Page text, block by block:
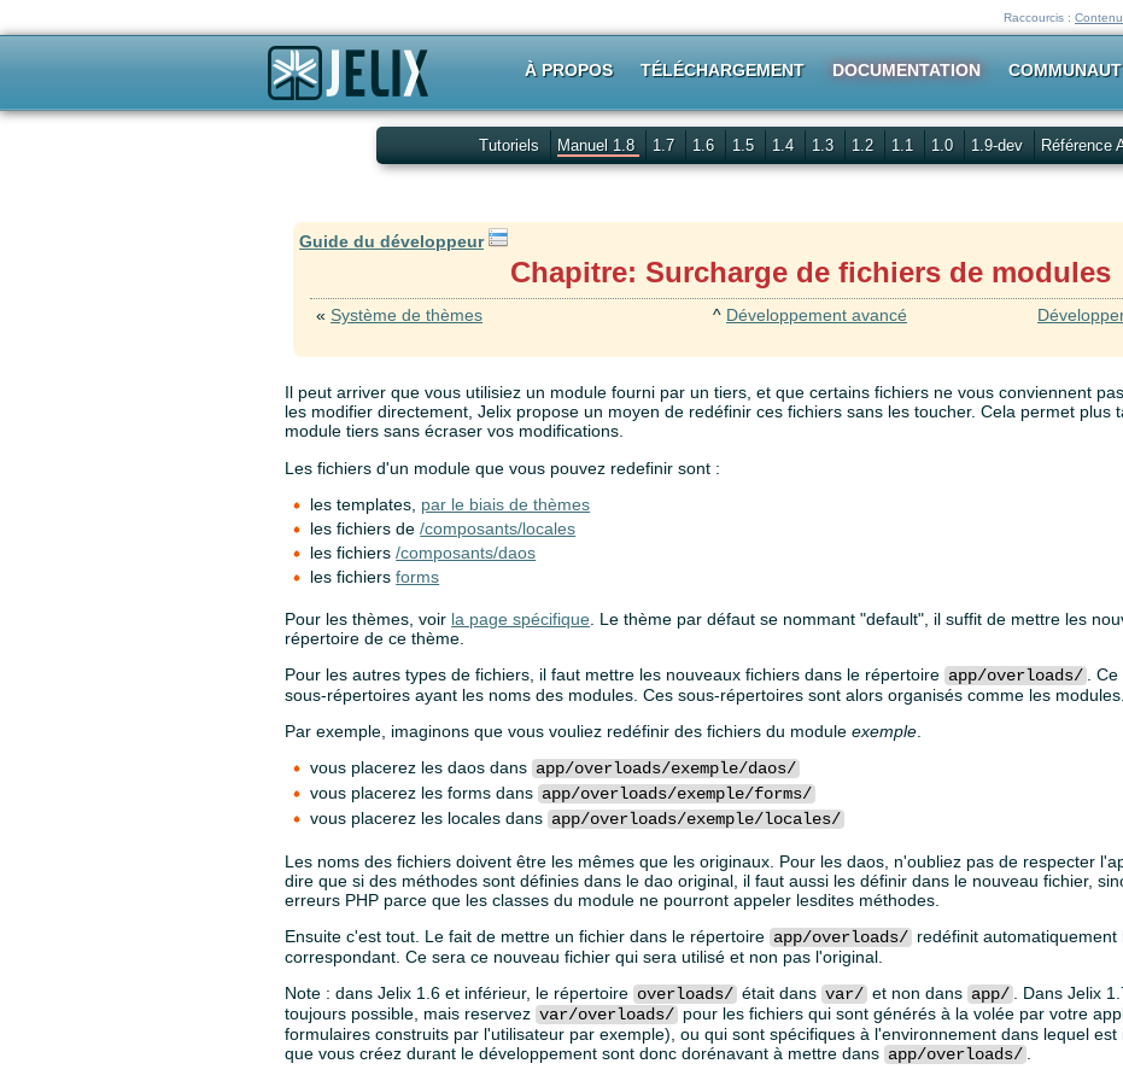
Raccourcis : Contenu
À PROPOS TÉLÉCHARGEMENT DOCUMENTATION
Tutoriels Manuel 1.8 1.7 1.6 1.5 1.4 1.3 1.2 1.1 1.0 1.9-dev Référence
Guide du développeur
Chapitre: Surcharge de fichiers de modules
« Système de thèmes ^ Développement avancé
Il peut arriver que vous utilisiez un module fourni par un tiers, et que certains fichiers ne vous conviennent
les modifier directement, Jelix propose un moyen de redéfinir ces fichiers sans les toucher. Cela permet plus
module tiers sans écraser vos modifications.
Les fichiers d'un module que vous pouvez redefinir sont :
les templates, par le biais de thèmes
les fichiers de/composants/locales
les fichiers/composants/daos
les fichiersforms
Pour les thèmes, voir la page spécifique . Le thème par défaut se nommant "default", il suffit de mettre les
répertoire de ce thème.
Pour les autres types de fichiers, il faut mettre les nouveaux fichiers dans le répertoire app/overloads/
.
sous-répertoires ayant les noms des modules. Ces sous-répertoires sont alors organisés comme les modules.
Par exemple, imaginons que vous vouliez redéfinir des fichiers du moduleexemple
vous placerez les daos dans app/overloads/exemple/daos/
vous placerez les forms dans app/overloads/exemple/forms/
vous placerez les locales dans app/overloads/exemple/locales/
Les noms des fichiers doivent être les mêmes que les originaux. Pour les daos, n'oubliez pas de respecter
dire que si des méthodes sont définies dans le dao original, il faut aussi les définir dans le nouveau fichier,
erreurs PHP parce que les classes du module ne pourront appeler lesdites méthodes.
Ensuite c'est tout. Le fait de mettre un fichier dans le répertoire app/overloads/ redéfinit automatiquement
correspondant. Ce sera ce nouveau fichier qui sera utilisé et non pas l'original.
Note : dans Jelix 1.6 et inférieur, le répertoire overloads/ était dans var/ et non dans app/
. Dans Jelix
toujours possible, mais reservez var/overloads/ pour les fichiers qui sont générés à la volée par votre
formulaires construits par l'utilisateur par exemple), ou qui sont spécifiques à l'environnement dans lequel
que vous créez durant le développement sont donc dorénavant à mettre dans app/overloads/